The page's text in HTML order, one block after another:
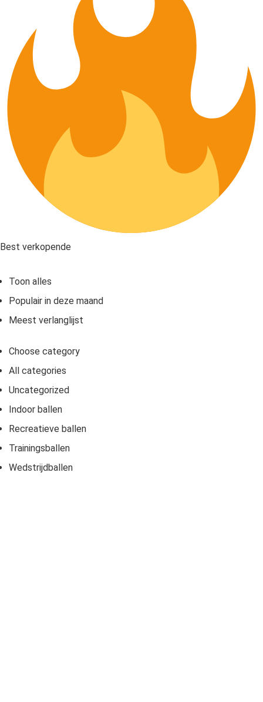
Best verkopende
Toon alles
Populair in deze maand
Meest verlanglijst
Choose category
All categories
Uncategorized
Indoor ballen
Recreatieve ballen
Trainingsballen
Wedstrijdballen